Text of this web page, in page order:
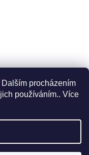
procházením
používáním.. Více